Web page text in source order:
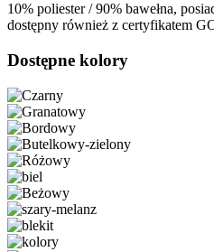
10% poliester / 90% bawełna,
dostępny również z certyfikatem
Dostępne kolory